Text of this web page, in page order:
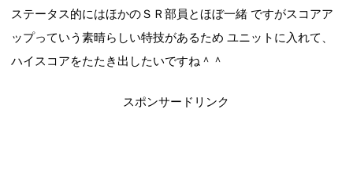
ステータス的にはほかのＳＲ部員とほぼ一緒 ですがスコアア
ップっていう素晴らしい特技があるため ユニットに入れて、
ハイスコアをたたき出したいですね＾＾
スポンサードリンク